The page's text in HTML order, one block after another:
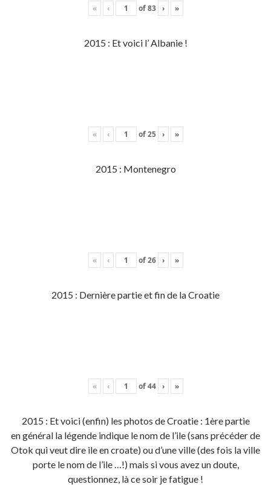
« ‹ of83 › »
2015 : Et voici l’ Albanie !
« ‹ of25 › »
2015 : Montenegro
« ‹ of26 › »
2015 : Dernière partie et fin de la Croatie
« ‹ of44 › »
2015 : Et voici (enfin) les photos de Croatie : 1ère partie
en général la légende indique le nom de l’ile (sans précéder de
Otok qui veut dire ile en croate) ou d’une ville (des fois la ville
porte le nom de l’ile …!) mais si vous avez un doute,
questionnez, là ce soir je fatigue !